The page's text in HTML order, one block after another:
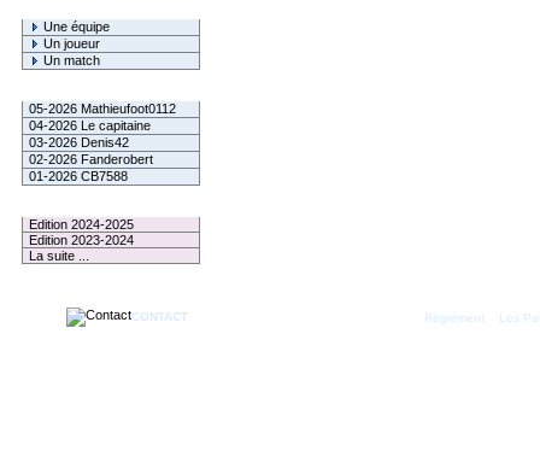
Une équipe
Un joueur
Un match
05-2026 Mathieufoot0112
04-2026 Le capitaine
03-2026 Denis42
02-2026 Fanderobert
01-2026 CB7588
Edition 2024-2025
Edition 2023-2024
La suite ...
CONTACT Règlement Les